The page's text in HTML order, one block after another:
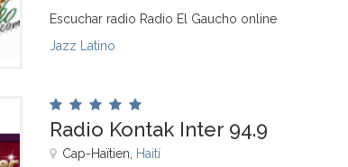
Escuchar radio Radio El Gaucho online
Jazz Latino
Radio Kontak Inter 94.9
Cap-Haïtien, Haití